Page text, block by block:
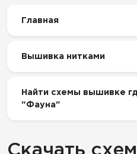
Главная
Вышивка нитками
Найти схемы вышивке
"Фауна"
Скачать